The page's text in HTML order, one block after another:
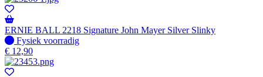
ERNIE BALL 2218 Signature John Mayer Silver Slinky
Fysiek voorradig
Fysiek voorradig
€ 12,90